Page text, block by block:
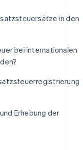
in den
bei internationalen
Erhebung der